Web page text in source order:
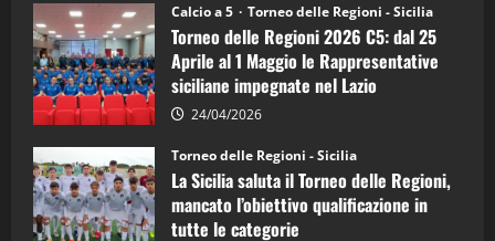
Calcio a 5 Torneo delle Regioni - Sicilia
Torneo delle Regioni 2026 C5: dal 25
Aprile al 1 Maggio le Rappresentative
siciliane impegnate nel Lazio
24/04/2026
Torneo delle Regioni - Sicilia
La Sicilia saluta il Torneo delle Regioni,
mancato l’obiettivo qualificazione in
tutte le categorie